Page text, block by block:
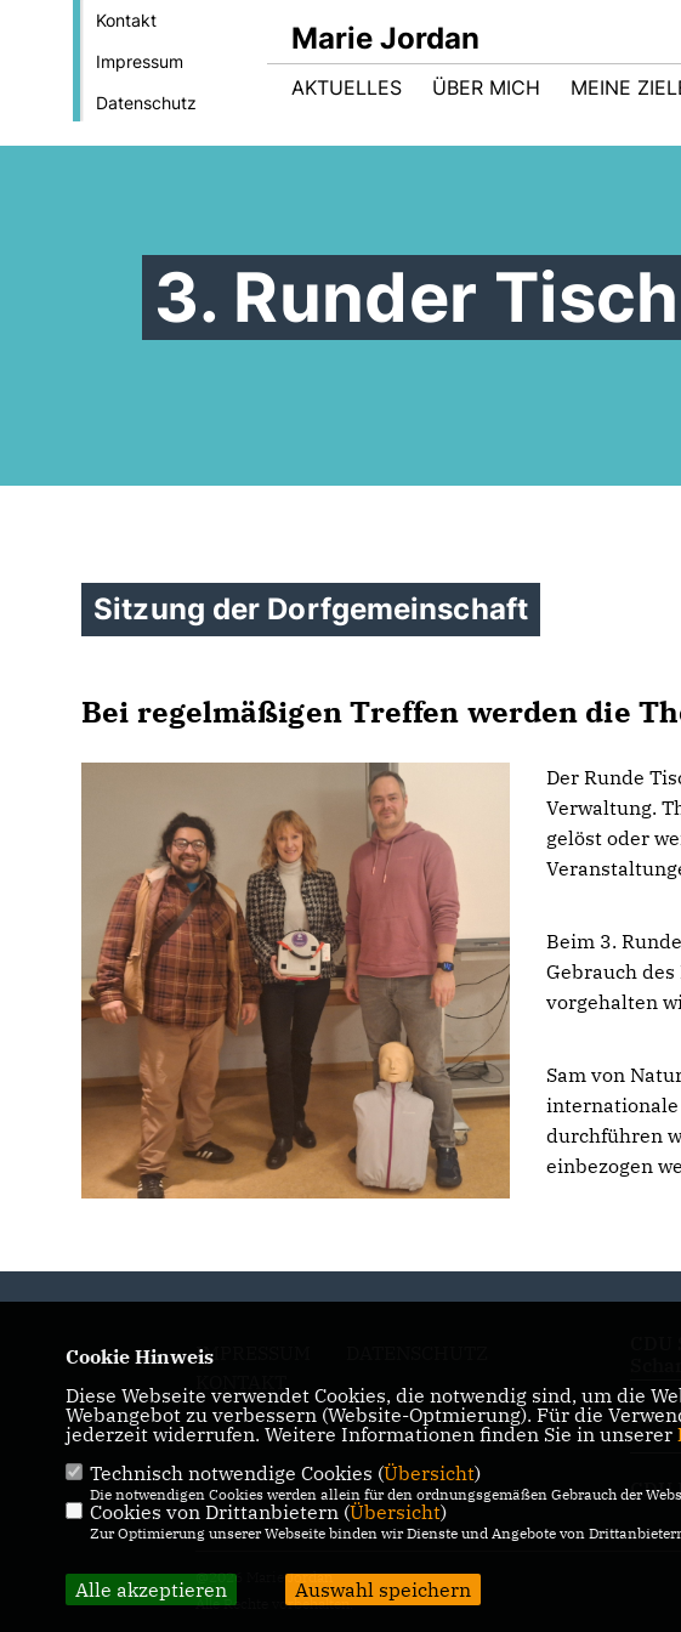
Kontakt
Impressum
Datenschutz
Marie Jordan
AKTUELLES ÜBER MICH MEINE
3. Runder
Sitzung der Dorfgemeinschaft
Bei regelmäßigen Treffen werden die
Der Runde
Verwaltung.
gelöst oder
Beim 3.
Gebrauch
vorgehalten
Sam von
internationale
durchführen
einbezogen
IMPRESSUM
KONTAKT
CDU
CDU
@2026 Marie Jordan
Alle Rechte vorbehalten.
Cookie Hinweis
Diese Webseite verwendet Cookies, die notwendig sind, um die
Webangebot zu verbessern (Website-Optmierung). Für die
jederzeit widerrufen. Weitere Informationen finden Sie in unserer
Technisch notwendige Cookies (Übersicht)
Die notwendigen Cookies werden allein für den ordnungsgemäßen Gebrauch der
Cookies von Drittanbietern (Übersicht)
Zur Optimierung unserer Webseite binden wir Dienste und Angebote von
Alle akzeptieren Auswahl speichern